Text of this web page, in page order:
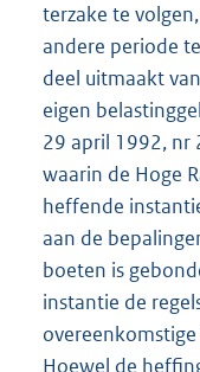
terzake te
andere periode
deel uitmaakt
eigen
29 april 1992, nr
waarin de Hoge
heffende
aan de
boeten is
instantie de
Hoewel de